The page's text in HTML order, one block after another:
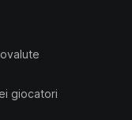
giocatori